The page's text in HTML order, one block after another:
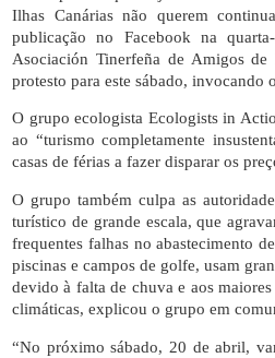
Ilhas Canárias não querem
publicação no Facebook na
Asociación Tinerfeña de Amigos
protesto para este sábado, invocando
O grupo ecologista Ecologists in
ao “turismo completamente
casas de férias a fazer disparar os
O grupo também culpa as
turístico de grande escala, que
frequentes falhas no abastecimento
piscinas e campos de golfe, usam
devido à falta de chuva e aos
climáticas, explicou o grupo em
“No próximo sábado, 20 de abril,